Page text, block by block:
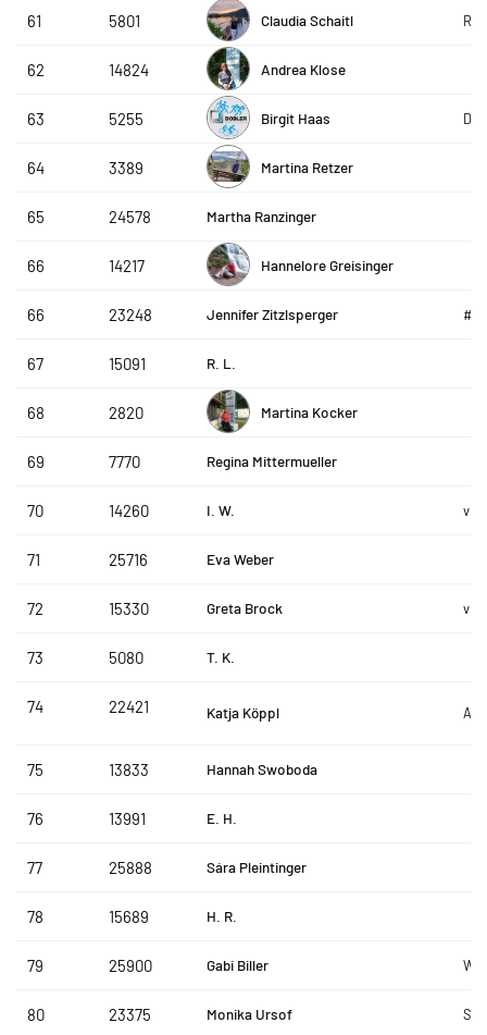
61 5801 Claudia Schaitl
62 14824 Andrea Klose
63 5255 Birgit Haas
64 3389 Martina Retzer
65 24578 Martha Ranzinger
66 14217 Hannelore Greisinger
66 23248 Jennifer Zitzlsperger
67 15091 R. L.
68 2820 Martina Kocker
69 7770 Regina Mittermueller
70 14260 I. W.
71 25716 Eva Weber
72 15330 Greta Brock
73 5080 T. K.
74 22421 Katja Köppl
75 13833 Hannah Swoboda
76 13991 E. H.
77 25888 Sára Pleintinger
78 15689 H. R.
79 25900 Gabi Biller
80 23375 Monika Ursof